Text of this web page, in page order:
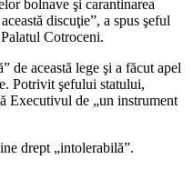
bolnave şi carantinarea
discuţie”, a spus şeful
Cotroceni.
de această lege şi a făcut apel
Potrivit şefului statului,
Executivul de „un instrument
drept „intolerabilă”.